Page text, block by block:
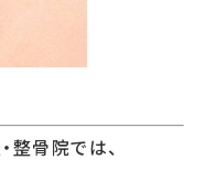
骨院では、